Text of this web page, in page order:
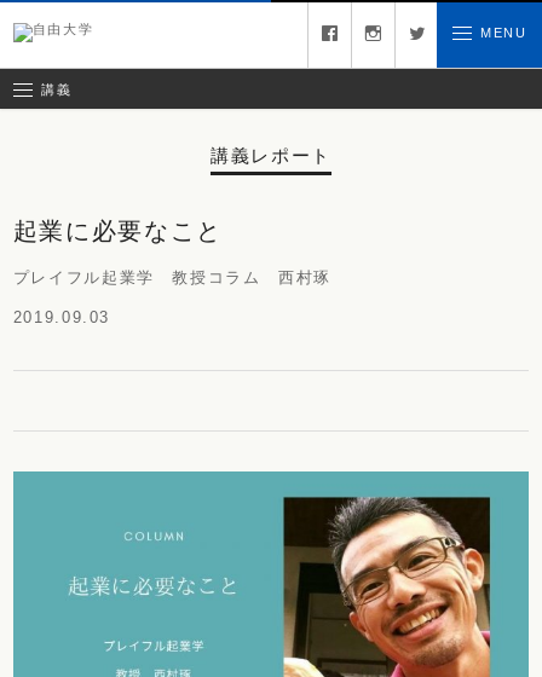
お問い合わせfacebook instagram twitter MENU
講義
講義レポート
起業に必要なこと
プレイフル起業学 教授コラム 西村琢
2019.09.03